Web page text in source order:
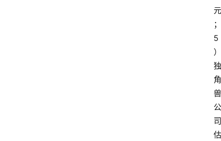
元
；
5
）
独
角
兽
公
司
估